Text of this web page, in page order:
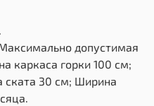
допустимая
каркаса горки 100 см;
ската 30 см; Ширина